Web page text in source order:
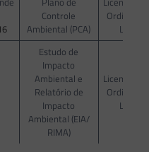
Controle
Ambiental (PCA)
Ordinário
LI e LO
Estudo de
Impacto
Ambiental e
Relatório de
Impacto
Ambiental (EIA/
RIMA)
Ordinário
LI e LO